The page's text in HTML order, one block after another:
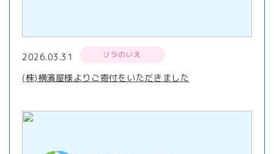
2026.03.31 リラのいえ
(株)横濱屋様よりご寄付をいただきました